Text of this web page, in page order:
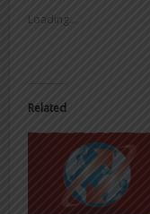
Loading...
Related